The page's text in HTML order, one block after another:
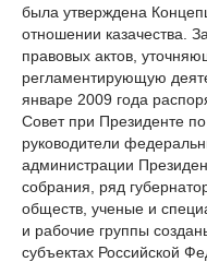
была утверждена
отношении казачества.
правовых актов,
регламентирующую
январе 2009 года
Совет при Президенте
руководители
администрации
собрания, ряд
обществ, ученые и
и рабочие группы
субъектах Российской